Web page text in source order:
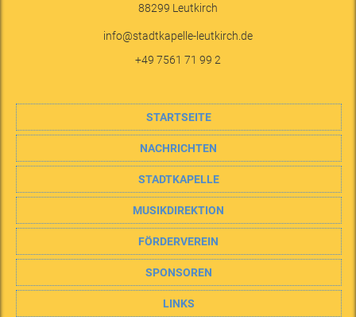
88299 Leutkirch
info@stadtkapelle-leutkirch.de
+49 7561 71 99 2
STARTSEITE
NACHRICHTEN
STADTKAPELLE
MUSIKDIREKTION
FÖRDERVEREIN
SPONSOREN
LINKS